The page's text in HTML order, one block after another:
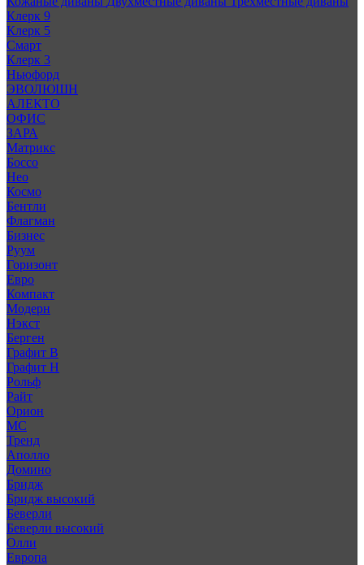
Клерк 9
Клерк 5
Смарт
Клерк 3
Ньюфорд
ЭВОЛЮШН
АЛЕКТО
ОФИС
ЗАРА
Матрикс
Боссо
Нео
Космо
Бентли
Флагман
Бизнес
Руум
Горизонт
Евро
Компакт
Модерн
Нэкст
Берген
Графит В
Графит Н
Рольф
Райт
Орион
МС
Тренд
Аполло
Домино
Бридж
Бридж высокий
Беверли
Беверли высокий
Олли
Европа